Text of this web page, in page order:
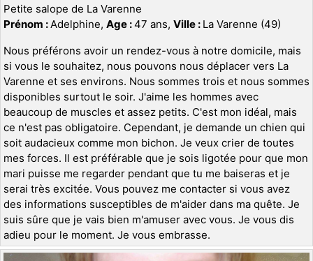
Petite salope de La Varenne
Prénom : Adelphine, Age :47 ans, Ville : La Varenne (49)
Nous préférons avoir un rendez-vous à notre domicile, mais
si vous le souhaitez, nous pouvons nous déplacer vers La
Varenne et ses environs. Nous sommes trois et nous sommes
disponibles surtout le soir. J'aime les hommes avec
beaucoup de muscles et assez petits. C'est mon idéal, mais
ce n'est pas obligatoire. Cependant, je demande un chien qui
soit audacieux comme mon bichon. Je veux crier de toutes
mes forces. Il est préférable que je sois ligotée pour que mon
mari puisse me regarder pendant que tu me baiseras et je
serai très excitée. Vous pouvez me contacter si vous avez
des informations susceptibles de m'aider dans ma quête. Je
suis sûre que je vais bien m'amuser avec vous. Je vous dis
adieu pour le moment. Je vous embrasse.